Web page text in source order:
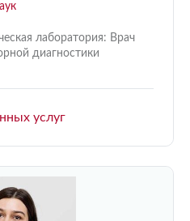
лаборатория: Врач
диагностики
услуг